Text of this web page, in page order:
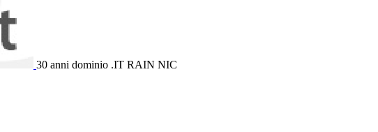
30 anni dominio .IT RAIN NIC